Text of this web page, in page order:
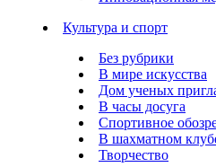
Культура и спорт
Без рубрики
В мире искусства
Дом ученых
В часы досуга
Спортивное
В шахматном
Творчество